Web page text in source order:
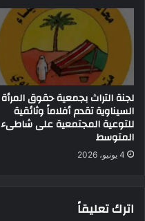
لجنة التراث بجمعية حقوق المرأة
السيناوية تقدم أفلاماً وثائقية
للتوعية المجتمعية على شاطىء
المتوسط
4 يونيو، 2026
اترك تعليقاً